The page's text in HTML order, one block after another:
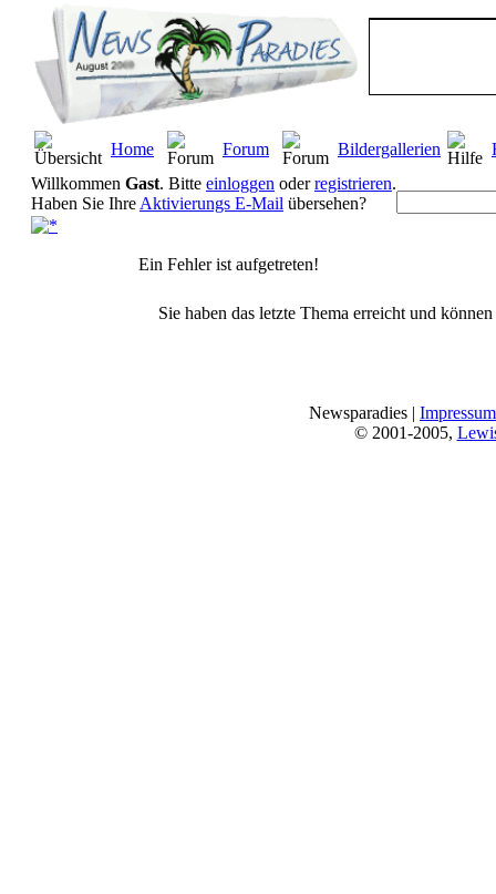
Home Forum Bildergallerien
Willkommen Gast. Bitte einloggen oderregistrieren.
Haben Sie Ihre Aktivierungs E-Mail übersehen?
Ein Fehler ist aufgetreten!
Sie haben das letzte Thema erreicht und
Newsparadies | Impressum
© 2001-2005,